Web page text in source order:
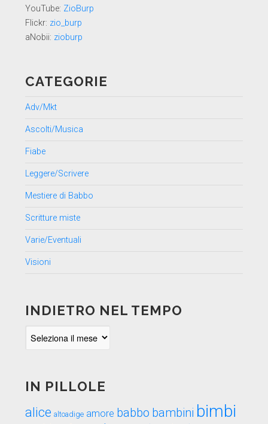
YouTube: ZioBurp
Flickr: zio_burp
aNobii: zioburp
CATEGORIE
Adv/Mkt
Ascolti/Musica
Fiabe
Leggere/Scrivere
Mestiere di Babbo
Scritture miste
Varie/Eventuali
Visioni
INDIETRO NEL TEMPO
IN PILLOLE
alice altoadige amore babbo bambini bimbi